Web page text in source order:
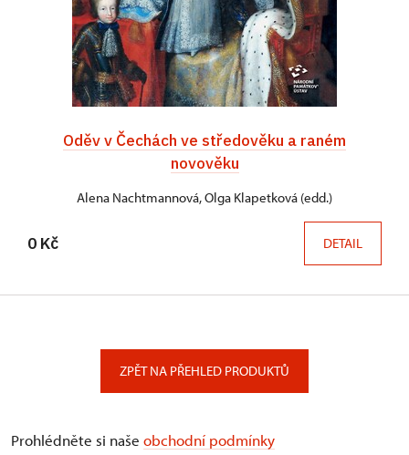
Oděv v Čechách ve středověku a raném
novověku
Alena Nachtmannová, Olga Klapetková (edd.)
0 Kč DETAIL
ZPĚT NA PŘEHLED PRODUKTŮ
Prohlédněte si naše obchodní podmínky